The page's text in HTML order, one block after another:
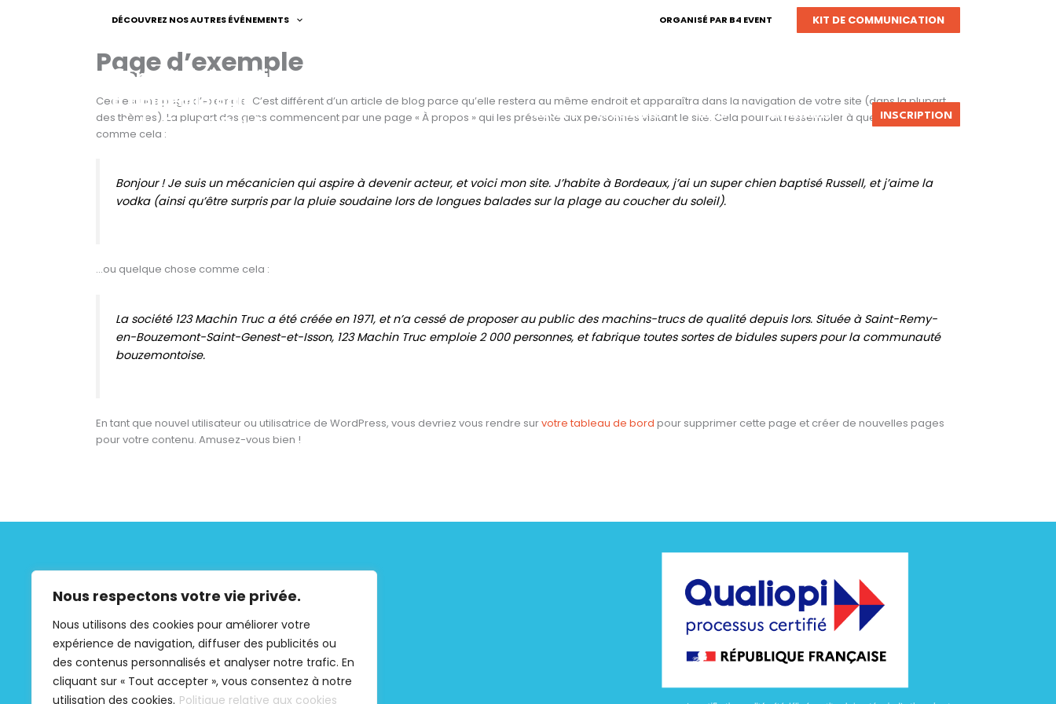
Nous respectons votre vie privée.
Nous utilisons des cookies pour améliorer votre
expérience de navigation, diffuser des publicités ou
des contenus personnalisés et analyser notre trafic. En
cliquant sur « Tout accepter », vous consentez à notre
utilisation des cookies. Politique relative aux cookies
DÉCOUVREZ NOS AUTRES ÉVÉNEMENTS ORGANISÉ PAR B4 EVENT KIT DE COMMUNICATION
Congrès International Francophone
ACCUEIL LE CONGRÈS INFOS PARTENAIRES INSCRIPTION
Page d’exemple
Ceci est une page d’exemple. C’est différent d’un article de blog parce qu’elle restera au même endroit et apparaîtra dans la navigation de votre site (dans la plupart
des thèmes). La plupart des gens commencent par une page « À propos » qui les présente aux personnes visitant le site. Cela pourrait ressembler à quelque chose
comme cela :
Bonjour ! Je suis un mécanicien qui aspire à devenir acteur, et voici mon site. J’habite à Bordeaux, j’ai un super chien baptisé Russell, et j’aime la
vodka (ainsi qu’être surpris par la pluie soudaine lors de longues balades sur la plage au coucher du soleil).
…ou quelque chose comme cela :
La société 123 Machin Truc a été créée en 1971, et n’a cessé de proposer au public des machins-trucs de qualité depuis lors. Située à Saint-Remy-
en-Bouzemont-Saint-Genest-et-Isson, 123 Machin Truc emploie 2 000 personnes, et fabrique toutes sortes de bidules supers pour la communauté
bouzemontoise.
En tant que nouvel utilisateur ou utilisatrice de WordPress, vous devriez vous rendre survotre tableau de bord pour supprimer cette page et créer de nouvelles pages
pour votre contenu. Amusez-vous bien !
ORGANISME FORMATEUR
Téléphone : 04 67 59 01 51